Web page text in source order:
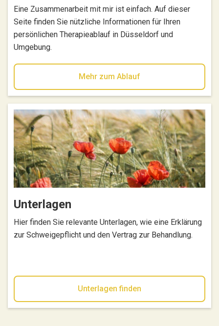
Eine Zusammenarbeit mit mir ist einfach. Auf dieser
Seite finden Sie nützliche Informationen für Ihren
persönlichen Therapieablauf in Düsseldorf und
Umgebung.
Mehr zum Ablauf
Unterlagen
Hier finden Sie relevante Unterlagen, wie eine Erklärung
zur Schweigepflicht und den Vertrag zur Behandlung.
Unterlagen finden